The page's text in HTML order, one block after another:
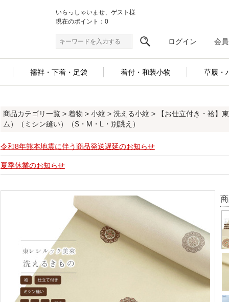
いらっしゃいませ、ゲスト様
現在のポイント：0
ログイン 会
襦袢・下着・足袋 着付・和装小物 草履・
商品カテゴリ一覧 > 着物 > 小紋 > 洗える小紋 > 【お仕立付き・袷】
ム）（ミシン縫い）（S・M・L・別誂え）
令和8年熊本地震に伴う商品発送遅延のお知らせ
夏季休業のお知らせ